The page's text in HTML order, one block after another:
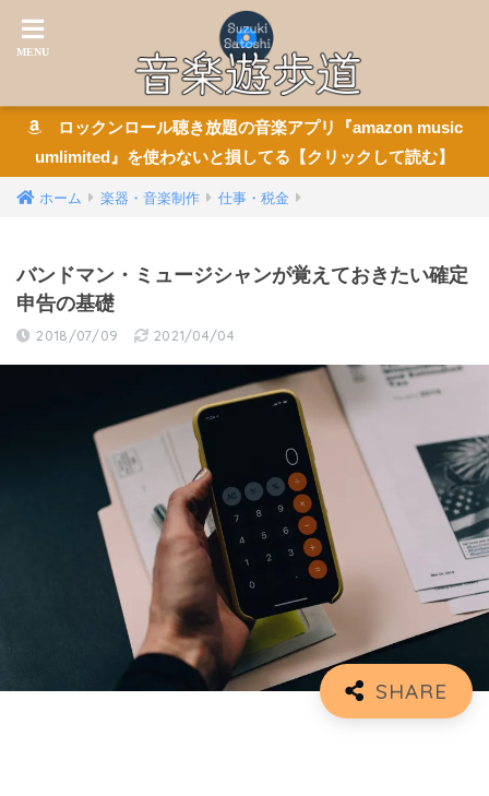
ロックンロール聴き放題の音楽アプリ『amazon music
umlimited』を使わないと損してる【クリックして読む】
ホーム 楽器・音楽制作 仕事・税金
バンドマン・ミュージシャンが覚えておきたい確定
申告の基礎
2018/07/09 2021/04/04